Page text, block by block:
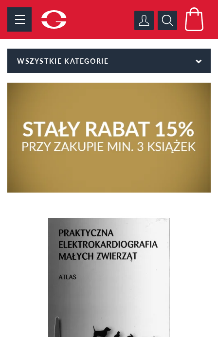
WSZYSTKIE KATEGORIE